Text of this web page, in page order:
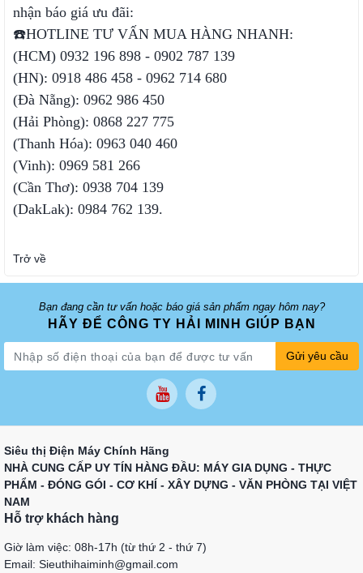
nhận báo giá ưu đãi:
☎️HOTLINE TƯ VẤN MUA HÀNG NHANH:
(HCM) 0932 196 898 - 0902 787 139
(HN): 0918 486 458 - 0962 714 680
(Đà Nẵng): 0962 986 450
(Hải Phòng): 0868 227 775
(Thanh Hóa): 0963 040 460
(Vinh): 0969 581 266
(Cần Thơ): 0938 704 139
(DakLak): 0984 762 139.
Trở về
Bạn đang cần tư vấn hoặc báo giá sản phẩm ngay hôm nay?
HÃY ĐỂ CÔNG TY HẢI MINH GIÚP BẠN
Gửi yêu cầu
Siêu thị Điện Máy Chính Hãng
NHÀ CUNG CẤP UY TÍN HÀNG ĐẦU: MÁY GIA DỤNG - THỰC
PHẨM - ĐÓNG GÓI - CƠ KHÍ - XÂY DỰNG - VĂN PHÒNG TẠI VIỆT
NAM
Hỗ trợ khách hàng
Giờ làm việc: 08h-17h (từ thứ 2 - thứ 7)
Email: Sieuthihaiminh@gmail.com